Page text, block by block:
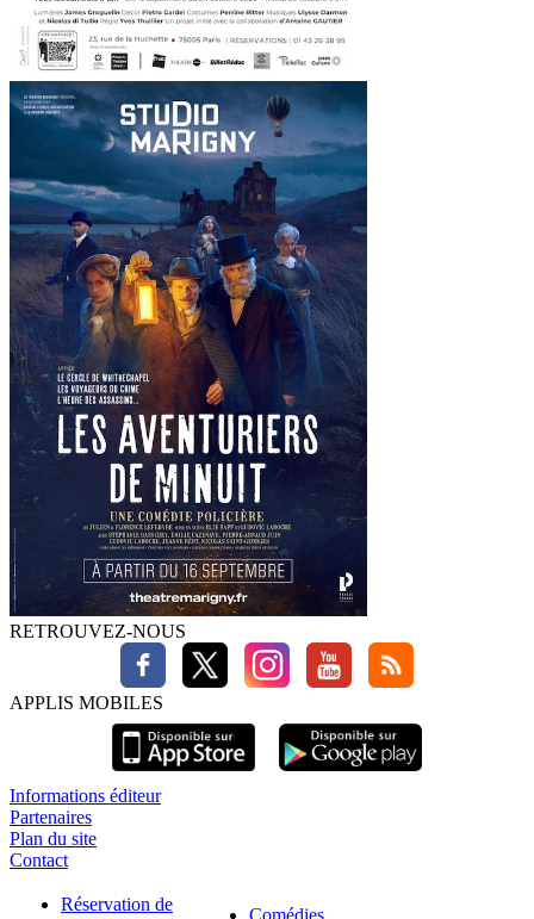
RETROUVEZ-NOUS
APPLIS MOBILES
Informations éditeur
Partenaires
Plan du site
Contact
Réservation de